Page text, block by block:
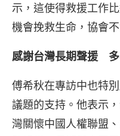
示，這使得救援工作
機會挽救生命，協會
感謝台灣長期聲援
傅希秋在專訪中也特
議題的支持。他表示
灣關懷中國人權聯盟